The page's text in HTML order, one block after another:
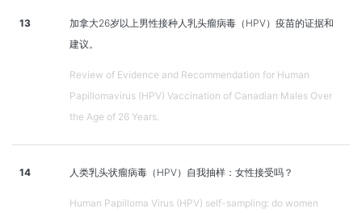
13
加拿大26岁以上男性接种人乳头瘤病毒（HPV）疫苗的证据和
建议。
Review of Evidence and Recommendation for Human
Papillomavirus (HPV) Vaccination of Canadian Males Over
the Age of 26 Years.
14 人类乳头状瘤病毒（HPV）自我抽样：女性接受吗？
Human Papilloma Virus (HPV) self-sampling: do women